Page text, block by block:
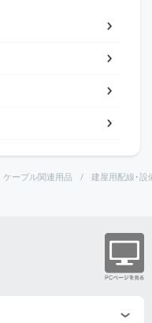
ケーブル関連用品 建屋用配線･設